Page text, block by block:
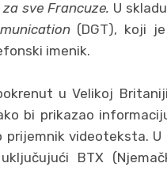
za sve Francuze. U
(DGT), koji
imenik.
u Velikoj
bi prikazao
videoteksta. U
BTX